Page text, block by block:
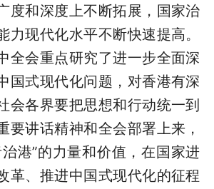
度和深度上不断拓展，国家治
力现代化水平不断快速提高。
全会重点研究了进一步全面深
国式现代化问题，对香港有深
会各界要把思想和行动统一到
要讲话精神和全会部署上来，
港”的力量和价值，在国家进
革、推进中国式现代化的征程